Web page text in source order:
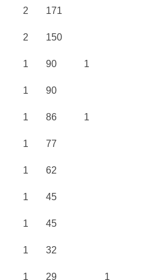
2 171
2 150
1 90 1
1 90
1 86 1
1 77
1 62
1 45
1 45
1 32
1 29 1